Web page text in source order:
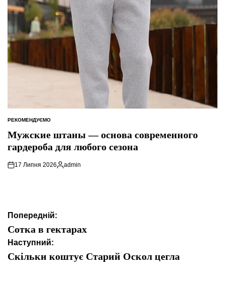
ОПУБЛІКУВАТИ
РЕКОМЕНДУЄМО
Мужские штаны — основа современного
гардероба для любого сезона
17 Липня 2026
Опубліковано
admin
Навігація
записів
Попередній:
Сотка в гектарах
Наступний:
Скільки коштує Старий Оскол цегла